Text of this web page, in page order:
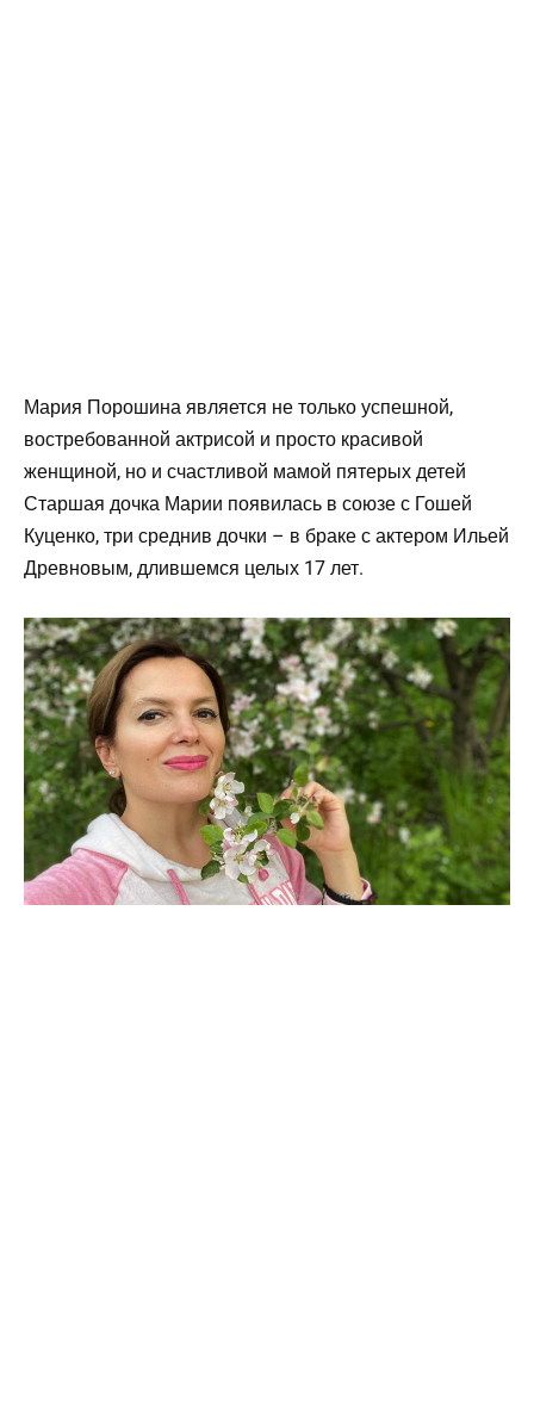
Мария Порошина является не только успешной,
востребованной актрисой и просто красивой
женщиной, но и счастливой мамой пятерых детей
Старшая дочка Марии появилась в союзе с Гошей
Куценко, три среднив дочки – в браке с актером Ильей
Древновым, длившемся целых 17 лет.